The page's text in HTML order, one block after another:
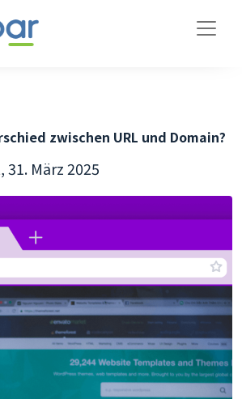
zwischen URL und Domain?
31. März 2025